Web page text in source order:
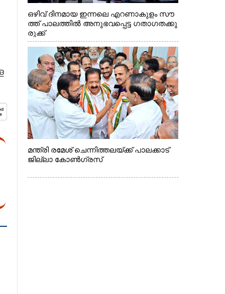
ഒഴിവ് ദിനമായ ഇന്നലെ എറണാകുളം സൗ
ത്ത് പാലത്തിൽ അനുഭവപ്പെട്ട ഗതാഗതക്കു
രുക്ക്
മന്ത്രി രമേശ് ചെന്നിത്തലയ്ക്ക് പാലക്കാട്
ജില്ലാ കോൺഗ്രസ്